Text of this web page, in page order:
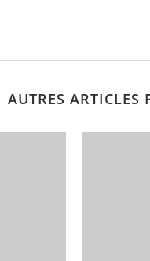
AUTRES ARTICLES